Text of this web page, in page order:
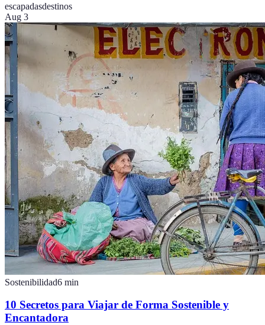
escapadasdestinos
Aug 3
Sostenibilidad6 min
10 Secretos para Viajar de Forma Sostenible y
Encantadora